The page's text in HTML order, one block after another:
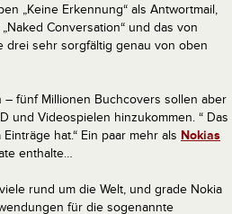
„Keine Erkennung“ als Antwortmail,
Conversation“ und das von
drei sehr sorgfältig genau von oben
fünf Millionen Buchcovers sollen aber
und Videospielen hinzukommen. “ Das
hat.“ Ein paar mehr als Nokias
enthalte…
rund um die Welt, und grade Nokia
für die sogenannte